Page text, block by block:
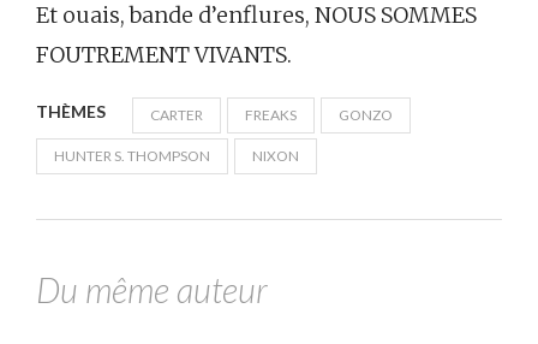
Et ouais, bande d’enflures, NOUS SOMMES
FOUTREMENT VIVANTS.
THÈMES CARTER FREAKS GONZO
HUNTER S. THOMPSON NIXON
Du même auteur